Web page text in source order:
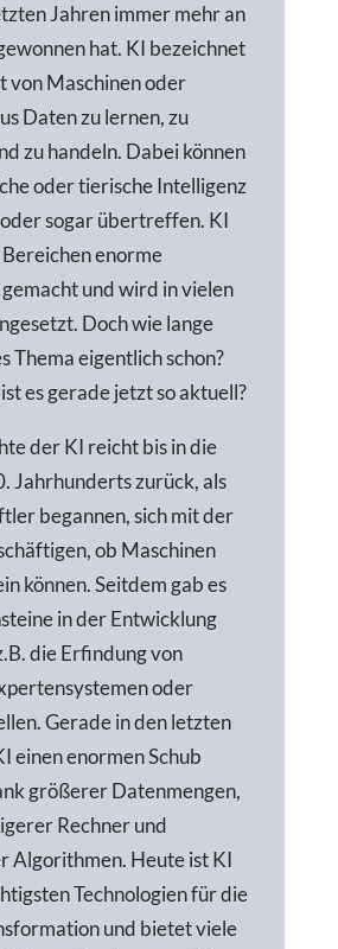
Jahren immer mehr an
hat. KI bezeichnet
von Maschinen oder
Daten zu lernen, zu
zu handeln. Dabei können
oder tierische Intelligenz
sogar übertreffen. KI
enorme
und wird in vielen
Doch wie lange
Thema eigentlich schon?
es gerade jetzt so aktuell?
der KI reicht bis in die
Jahrhunderts zurück, als
begannen, sich mit der
ob Maschinen
können. Seitdem gab es
in der Entwicklung
die Erfindung von
oder
Gerade in den letzten
einen enormen Schub
größerer Datenmengen,
Rechner und
Algorithmen. Heute ist KI
Technologien für die
und bietet viele